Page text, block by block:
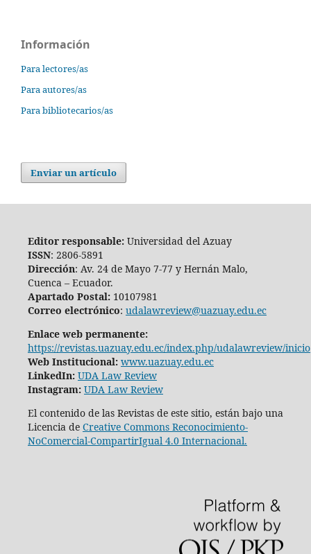
Información
Para lectores/as
Para autores/as
Para bibliotecarios/as
Enviar un artículo
Editor responsable:Universidad del Azuay
ISSN: 2806-5891
Dirección: Av. 24 de Mayo 7-77 y Hernán Malo,
Cuenca – Ecuador.
Apartado Postal:10107981
Correo electrónico: udalawreview@uazuay.edu.ec
Enlace web permanente:
https://revistas.uazuay.edu.ec/index.php/udalawreview/inicio
Web Institucional: www.uazuay.edu.ec
LinkedIn: UDA Law Review
Instagram: UDA Law Review
El contenido de las Revistas de este sitio, están bajo una
Licencia de Creative Commons Reconocimiento-
NoComercial-CompartirIgual 4.0 Internacional.